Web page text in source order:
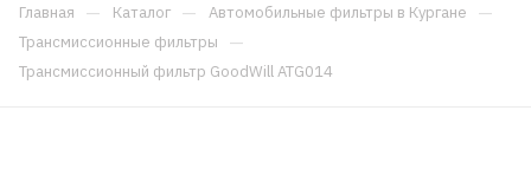
Главная — Каталог — Автомобильные фильтры в Кургане —
Трансмиссионные фильтры —
Трансмиссионный фильтр GoodWill ATG014